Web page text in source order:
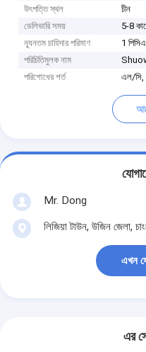
উৎপত্তি স্থল
চীন
ডেলিভারি সময়
5-8
ন্যূনতম চাহিদার পরিমাণ
1
পরিচিতিমুলক নাম
পরিশোধের শর্ত
এল/সি,
Mr. Dong
লিজিয়া টাউন, উজিন জেলা,
এখন
এর